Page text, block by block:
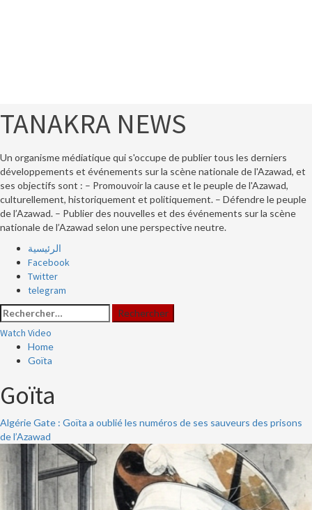
TANAKRA NEWS
Un organisme médiatique qui s'occupe de publier tous les derniers
développements et événements sur la scène nationale de l'Azawad, et
ses objectifs sont : – Promouvoir la cause et le peuple de l'Azawad,
culturellement, historiquement et politiquement. – Défendre le peuple
de l’Azawad. – Publier des nouvelles et des événements sur la scène
nationale de l’Azawad selon une perspective neutre.
Primary
Menu
الرئيسية
Facebook
Twitter
telegram
Rechercher :
Watch Video
Home
Goïta
Goïta
Algérie Gate : Goïta a oublié les numéros de ses sauveurs des prisons
de l’Azawad